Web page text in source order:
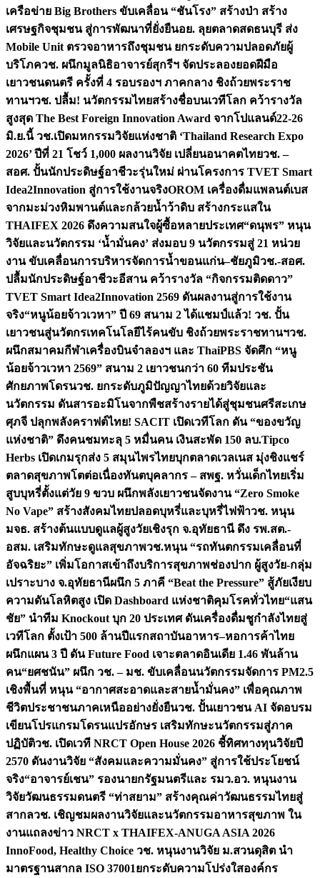
เครือข่าย Big Brothers ขับเคลื่อน “ชันโรง” สร้างป่า สร้าง
เศรษฐกิจชุมชน สู่การพัฒนาที่ยั่งยืนอย. ลุยตลาดสดธนบุรี ส่ง
Mobile Unit ตรวจอาหารถึงชุมชน ยกระดับความปลอดภัยผู้
บริโภควช. ผนึกมูลนิธิอาจารย์สุกรีฯ จัดประลองยอดฝีมือ
เยาวชนดนตรี ครั้งที่ 4 รอบรองฯ ภาคกลาง ชิงถ้วยพระราช
ทานฯวช. ปลื้ม! นวัตกรรมไทยสร้างชื่อบนเวทีโลก คว้ารางวัล
สูงสุด The Best Foreign Innovation Award จากโปแลนด์22-26
มิ.ย.นี้ วช.เปิดมหกรรมวิจัยแห่งชาติ ‘Thailand Research Expo
2026’ ปีที่ 21 โชว์ 1,000 ผลงานวิจัย เปลี่ยนอนาคตไทยวช. –
สอศ. ปั้นนักประดิษฐ์อาชีวะรุ่นใหม่ ผ่านโครงการ TVET Smart
Idea2Innovation สู่การใช้งานจริงOROM เครื่องดื่มแพลนต์เบส
จากมะม่วงหิมพานต์และกล้วยน้ำว้าดิบ สร้างกระแสใน
THAIFEX 2026 ดึงความสนใจผู้ซื้อหลายประเทศ“ดนุพร” หนุน
วิจัยและนวัตกรรม ‘น้ำมั่นคง’ ส่งมอบ 9 นวัตกรรมสู่ 21 หน่วย
งาน ขับเคลื่อนการบริหารจัดการน้ำขอนแก่น–ชัยภูมิวช.-สอศ.
ปลื้มนักประดิษฐ์อาชีวะอีสาน คว้ารางวัล “กิจกรรมติดดาว”
TVET Smart Idea2Innovation 2569 ดันผลงานสู่การใช้งาน
จริง“หนูน้อยจ้าวเวหา” ปี 69 สนาม 2 ได้แชมป์แล้ว! วช. ปั้น
เยาวชนสู่นวัตกรเทคโนโลยีไร้คนขับ ชิงถ้วยพระราชทานฯวช.
ผนึกสมาคมกีฬาเครื่องบินจำลองฯ และ ThaiPBS จัดศึก “หนู
น้อยจ้าวเวหา 2569” สนาม 2 เยาวชนกว่า 60 ทีมประชัน
ศักยภาพโดรนวช. ยกระดับภูมิปัญญาไทยด้วยวิจัยและ
นวัตกรรม ดันสารอะมิโนจากพืชสร้างรายได้สู่ชุมชนศรีสะเกษ
ศุภจี ปลุกพลังคราฟต์ไทย! SACIT เปิดเวทีโลก ดัน “ของขวัญ
แห่งชาติ” ดึงคนชมทะลุ 5 หมื่นคน เงินสะพัด 150 ลบ.Tipco
Herbs เปิดเกมรุกส่ง 5 สมุนไพรไทยบุกตลาดเวลเนส มุ่งชิงแชร์
ตลาดสุขภาพโตต่อเนื่องทันตบุคลากร – สพฐ. หวั่นเด็กไทยเริ่ม
สูบบุหรี่ตั้งแต่วัย 9 ขวบ ผนึกพลังเยาวชนจัดงาน “Zero Smoke
No Vape” สร้างสังคมไทยปลอดบุหรี่และบุหรี่ไฟฟ้าวช. หนุน
มจธ. สร้างต้นแบบดูแลผู้สูงวัยเชิงรุก จ.อุทัยธานี ดึง รพ.สต.-
อสม. เสริมทักษะดูแลสุขภาพวช.หนุน “รถทันตกรรมเคลื่อนที่
อัจฉริยะ” เพิ่มโอกาสเข้าถึงบริการสุขภาพช่องปาก ผู้สูงวัย-กลุ่ม
เปราะบาง จ.อุทัยธานีผนึก 5 ภาคี “Beat the Pressure” สู้ภัยเงียบ
ความดันโลหิตสูง เปิด Dashboard แห่งชาติคุมโรคทั่วไทย“แสน
ชัย” นำทีม Knockout บุก 20 ประเทศ ดันเครื่องดื่มชูกำลังไทยสู่
เวทีโลก ตั้งเป้า 500 ล้านปีแรกสถาบันอาหาร–หอการค้าไทย
ผนึกแผน 3 ปี ดัน Future Food เจาะตลาดอินเดีย 1.46 พันล้าน
คน“ยศชนัน” ผนึก วช. – มช. ขับเคลื่อนนวัตกรรมจัดการ PM2.5
เชิงพื้นที่ หนุน “อากาศสะอาดและสายน้ำมั่นคง” เพื่อคุณภาพ
ชีวิตประชาชนภาคเหนืออย่างยั่งยืนวช. ปั้นเยาวชน AI จัดอบรม
เขียนโปรแกรมโดรนแปรอักษร เสริมทักษะนวัตกรรมสู่ภาค
ปฏิบัติวช. เปิดเวที NRCT Open House 2026 ชี้ทิศทางทุนวิจัยปี
2570 ดันงานวิจัย “สังคมและความมั่นคง” สู่การใช้ประโยชน์
จริง“อาจารย์เชน” รองนายกรัฐมนตรีและ รมว.อว. หนุนงาน
วิจัยวัฒนธรรมดนตรี “ท่าสยาม” สร้างคุณค่าวัฒนธรรมไทยสู่
สากลวช. เชิญชมผลงานวิจัยและนวัตกรรมอาหารสุขภาพ ใน
งานแถลงข่าว NRCT x THAIFEX-ANUGA ASIA 2026
InnoFood, Healthy Choice วช. หนุนงานวิจัย ม.สวนดุสิต นำ
มาตรฐานสากล ISO 37001ยกระดับความโปร่งใสองค์กร